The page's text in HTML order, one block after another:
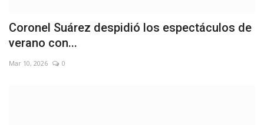
Coronel Suárez despidió los espectáculos de
verano con...
Mar 10, 2026 0